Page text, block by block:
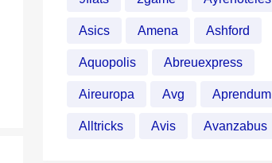
Asics Amena Ashford
Aquopolis Abreuexpress
Aireuropa Avg Aprendum
Alltricks Avis Avanzabus